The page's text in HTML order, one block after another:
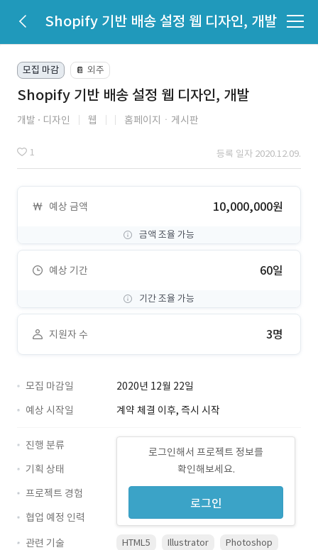
Shopify 기반 배송 설정 웹 디자인, 개발
모집 마감 📔 외주
Shopify 기반 배송 설정 웹 디자인, 개발
개발 디자인 웹 홈페이지ㆍ게시판
1 등록 일자 2020.12.09.
예상 금액 10,000,000원
금액 조율 가능
예상 기간 60일
기간 조율 가능
지원자 수 3명
모집 마감일
2020년 12월 22일
예상 시작일
계약 체결 이후, 즉시 시작
로그인해서 프로젝트 정보를
확인해보세요.
로그인
진행 분류
기획 상태
프로젝트 경험
협업 예정 인력
관련 기술
HTML5 Illustrator
Photoshop